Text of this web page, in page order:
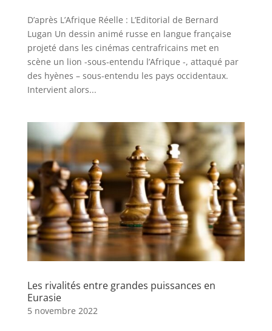
D’après L’Afrique Réelle : L’Editorial de Bernard
Lugan Un dessin animé russe en langue française
projeté dans les cinémas centrafricains met en
scène un lion -sous-entendu l’Afrique -, attaqué par
des hyènes – sous-entendu les pays occidentaux.
Intervient alors...
Les rivalités entre grandes puissances en
Eurasie
5 novembre 2022